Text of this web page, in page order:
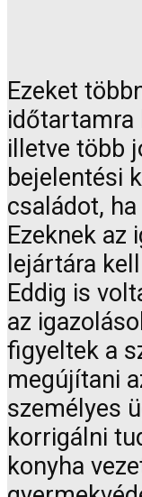
Ezeket
időtartamra
illetve több
bejelentési
családot,
Ezeknek az
lejártára
Eddig is
az
figyeltek a
megújítani
személyes
korrigálni
konyha